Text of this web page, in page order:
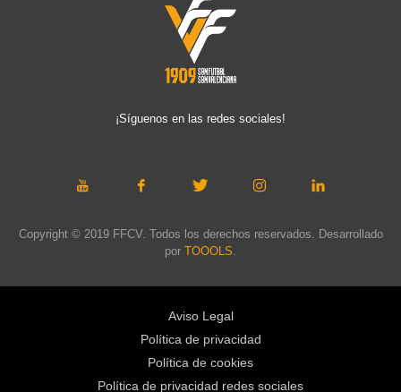
¡Síguenos en las redes sociales!
Copyright © 2019 FFCV. Todos los derechos reservados. Desarrollado
por TOOOLS.
Aviso Legal
Política de privacidad
Política de cookies
Política de privacidad redes sociales